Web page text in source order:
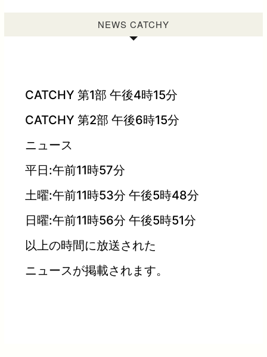
NEWS CATCHY
CATCHY 第1部 午後4時15分
CATCHY 第2部 午後6時15分
ニュース
平日:午前11時57分
土曜:午前11時53分 午後5時48分
日曜:午前11時56分 午後5時51分
以上の時間に放送された
ニュースが掲載されます。